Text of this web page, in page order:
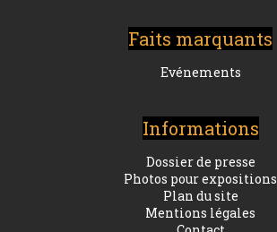
Faits marquants
Evénements
Informations
Dossier de presse
Photos pour expositions
Plan du site
Mentions légales